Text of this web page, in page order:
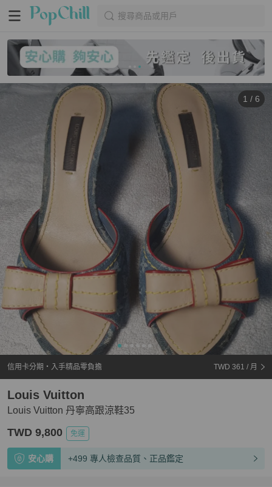
搜尋商品或用戶
1 / 6
信用卡分期・入手精品零負擔 TWD 361 / 月
Louis Vuitton 丹寧高跟涼鞋35
Louis Vuitton
TWD 9,800 免運
安心購 +499 專人檢查品質、正品鑑定